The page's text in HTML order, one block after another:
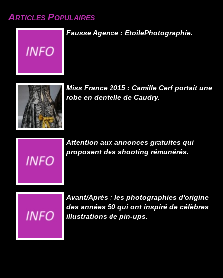
Articles Populaires
Fausse Agence : EtoilePhotographie.
Miss France 2015 : Camille Cerf portait une
robe en dentelle de Caudry.
Attention aux annonces gratuites qui
proposent des shooting rémunérés.
Avant/Après : les photographies d'origine
des années 50 qui ont inspiré de célèbres
illustrations de pin-ups.